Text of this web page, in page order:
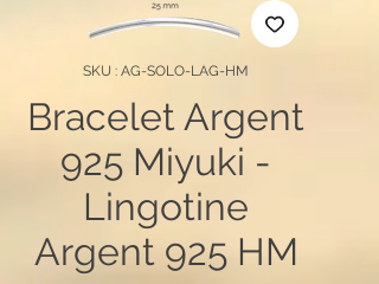
SKU : AG-SOLO-LAG-HM
Bracelet Argent
925 Miyuki -
Lingotine
Argent 925 HM